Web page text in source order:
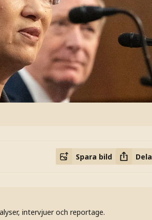
Spara bild Dela
intervjuer och reportage.